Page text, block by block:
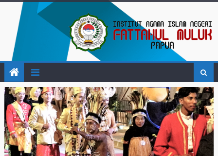
PMB Jalur Mandiri: Peserta Ujian Dari Lanny Jaya Hingga
Maluku